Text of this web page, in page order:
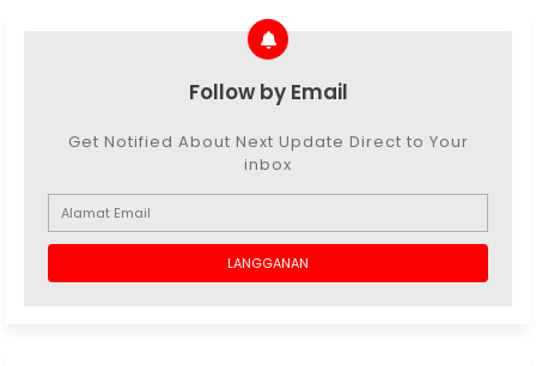
Follow by Email
Get Notified About Next Update Direct to Your
inbox